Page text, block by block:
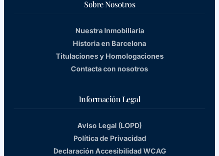
Sobre Nosotros
Nuestra Inmobiliaria
Historia en Barcelona
Titulaciones y Homologaciones
Contacta con nosotros
Información Legal
Aviso Legal (LOPD)
Política de Privacidad
Declaración Accesibilidad WCAG